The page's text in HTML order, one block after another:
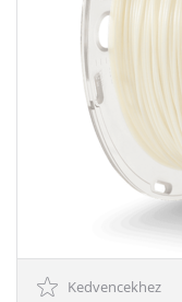
Kedvencekhez